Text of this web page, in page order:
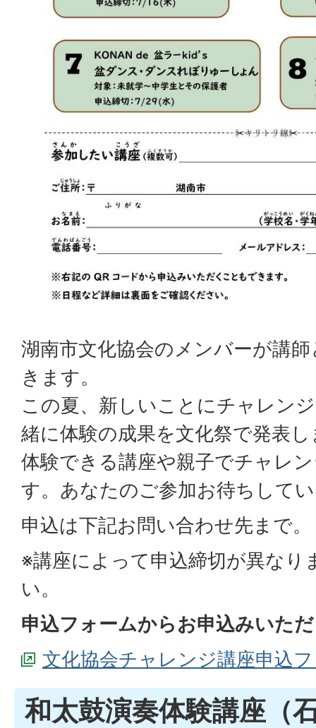
湖南市文化協会のメンバーが講
きます。
この夏、新しいことにチャレン
緒に体験の成果を文化祭で発表
体験できる講座や親子でチャレ
す。あなたのご参加お待ちして
申込は下記お問い合わせ先まで。
※講座によって申込締切が異なり
い。
申込フォームからお申込みいた
文化協会チャレンジ講座申込
和太鼓演奏体験講座（